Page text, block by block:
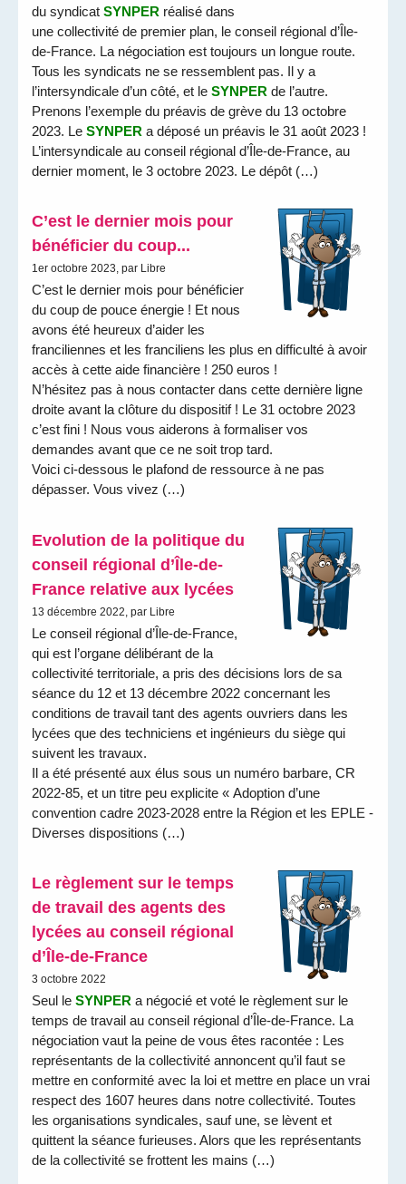
du syndicatSYNPER réalisé dans
une collectivité de premier plan, le conseil régional d’Île-
de-France. La négociation est toujours un longue route.
Tous les syndicats ne se ressemblent pas. Il y a
l’intersyndicale d’un côté, et leSYNPER de l’autre.
Prenons l’exemple du préavis de grève du 13 octobre
2023. LeSYNPER a déposé un préavis le 31 août 2023 !
L’intersyndicale au conseil régional d’Île-de-France, au
dernier moment, le 3 octobre 2023. Le dépôt (…)
C’est le dernier mois pour
bénéficier du coup...
1er octobre 2023, par Libre
C’est le dernier mois pour bénéficier
du coup de pouce énergie ! Et nous
avons été heureux d’aider les
franciliennes et les franciliens les plus en difficulté à avoir
accès à cette aide financière ! 250 euros !
N’hésitez pas à nous contacter dans cette dernière ligne
droite avant la clôture du dispositif ! Le 31 octobre 2023
c’est fini ! Nous vous aiderons à formaliser vos
demandes avant que ce ne soit trop tard.
Voici ci-dessous le plafond de ressource à ne pas
dépasser. Vous vivez (…)
Evolution de la politique du
conseil régional d’Île-de-
France relative aux lycées
13 décembre 2022, par Libre
Le conseil régional d’Île-de-France,
qui est l’organe délibérant de la
collectivité territoriale, a pris des décisions lors de sa
séance du 12 et 13 décembre 2022 concernant les
conditions de travail tant des agents ouvriers dans les
lycées que des techniciens et ingénieurs du siège qui
suivent les travaux.
Il a été présenté aux élus sous un numéro barbare, CR
2022-85, et un titre peu explicite « Adoption d’une
convention cadre 2023-2028 entre la Région et les EPLE -
Diverses dispositions (…)
Le règlement sur le temps
de travail des agents des
lycées au conseil régional
d’Île-de-France
3 octobre 2022
Seul leSYNPER a négocié et voté le règlement sur le
temps de travail au conseil régional d’Île-de-France. La
négociation vaut la peine de vous êtes racontée : Les
représentants de la collectivité annoncent qu’il faut se
mettre en conformité avec la loi et mettre en place un vrai
respect des 1607 heures dans notre collectivité. Toutes
les organisations syndicales, sauf une, se lèvent et
quittent la séance furieuses. Alors que les représentants
de la collectivité se frottent les mains (…)